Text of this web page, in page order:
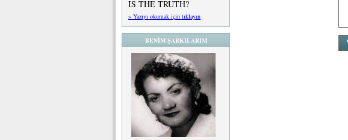
IS THE TRUTH?
» Yazıyı okumak için tıklayın
BENİM ŞARKILARIM